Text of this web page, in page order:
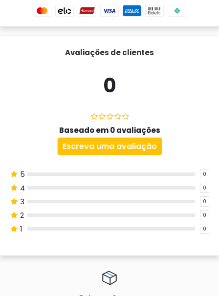
Avaliações de clientes
0
Baseado em 0 avaliações
Escreva uma avaliação
5 0
4 0
3 0
2 0
1 0